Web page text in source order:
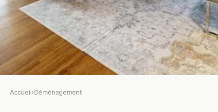
DÉMÉNAGEMENT
Accueil›Déménagement